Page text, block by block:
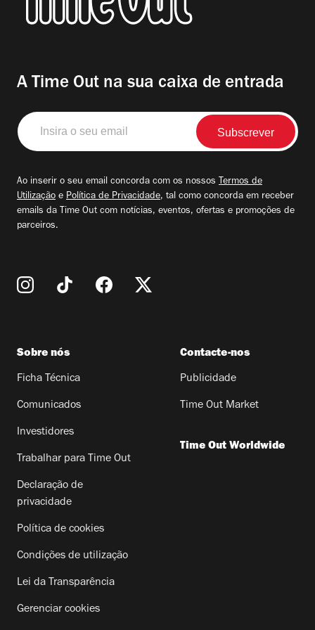
A Time Out na sua caixa de entrada
Insira
o
seu
Ao inserir o seu email concorda com os nossos Termos de
Utilização e Política de Privacidade, tal como concorda em receber
emails da Time Out com notícias, eventos, ofertas e promoções de
parceiros.
Sobre nós
Ficha Técnica
Comunicados
Investidores
Trabalhar para Time Out
Declaração de
privacidade
Política de cookies
Condições de utilização
Lei da Transparência
Gerenciar cookies
Contacte-nos
Publicidade
Time Out Market
Time Out Worldwide